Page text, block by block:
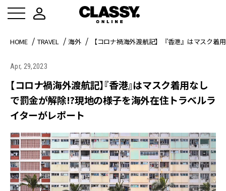
HOME TRAVEL 海外 【コロナ禍海外渡航記】『香港』はマスク着
Apr, 29,2023
【コロナ禍海外渡航記】『香港』はマスク着用なし
で罰金が解除!?現地の様子を海外在住トラベルラ
イターがレポート